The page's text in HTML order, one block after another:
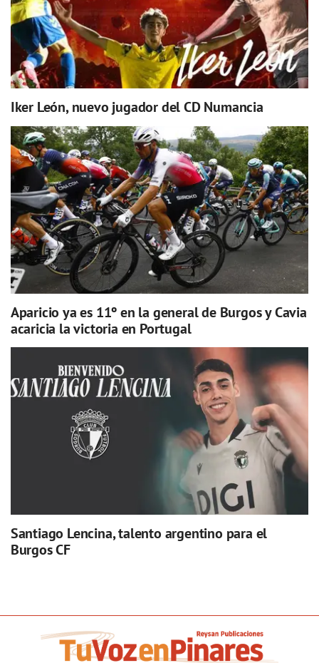
Iker León, nuevo jugador del CD Numancia
Aparicio ya es 11º en la general de Burgos y Cavia
acaricia la victoria en Portugal
Santiago Lencina, talento argentino para el
Burgos CF